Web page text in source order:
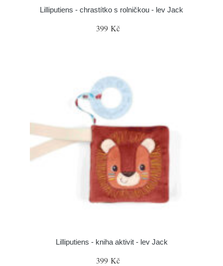
Lilliputiens - chrastítko s rolničkou - lev Jack
399 Kč
Lilliputiens - kniha aktivit - lev Jack
399 Kč